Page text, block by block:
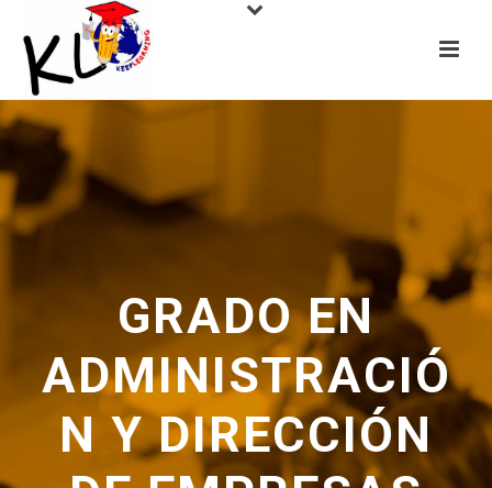
GRADO EN
ADMINISTRACIÓ
N Y DIRECCIÓN